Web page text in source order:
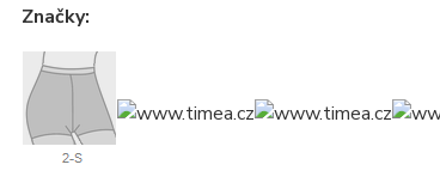
Značky: